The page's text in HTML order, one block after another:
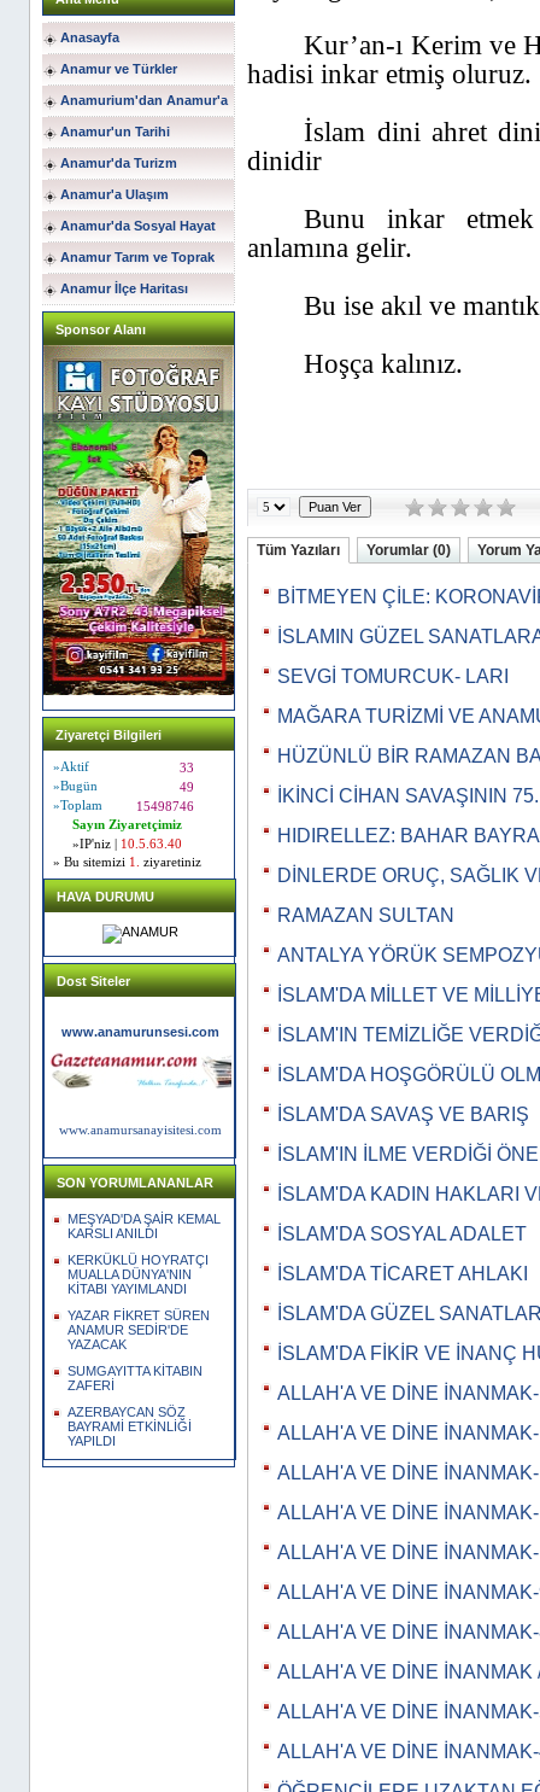
Anasayfa
Anamur ve Türkler
Anamurium'dan Anamur'a
Anamur'un Tarihi
Anamur'da Turizm
Anamur'a Ulaşım
Anamur'da Sosyal Hayat
Anamur Tarım ve Toprak
Anamur İlçe Haritası
Sponsor Alanı
Ziyaretçi Bilgileri
»Aktif
33
»Bugün
49
»Toplam
15498746
Sayın Ziyaretçimiz
»IP'niz |
10.5.63.40
» Bu sitemizi 1. ziyaretiniz
HAVA DURUMU
Dost Siteler
www.anamurunsesi.com
www.anamursanayisitesi.com
SON YORUMLANANLAR
MEŞYAD'DA ŞAİR KEMAL
KARSLI ANILDI
KERKÜKLÜ HOYRATÇI
MUALLA DÜNYA'NIN
KİTABI YAYIMLANDI
YAZAR FİKRET SÜREN
ANAMUR SEDİR'DE
YAZACAK
SUMGAYITTA KİTABIN
ZAFERİ
AZERBAYCAN SÖZ
BAYRAMİ ETKİNLİĞİ
YAPILDI
Kur’an-ı Kerim ve
hadisi inkar etmiş oluruz.
İslam dini ahret
dinidir
Bunu inkar
anlamına gelir.
Bu ise akıl ve
Hoşça kalınız.
Tüm Yazıları Yorumlar (0) Yorum
BİTMEYEN ÇİLE:
İSLAMIN GÜZEL
SEVGİ TOMURCUK- LARI
MAĞARA TURİZMİ VE
HÜZÜNLÜ BİR RAMAZAN
İKİNCİ CİHAN SAVAŞININ
HIDIRELLEZ: BAHAR
DİNLERDE ORUÇ, SAĞLIK
RAMAZAN SULTAN
ANTALYA YÖRÜK
İSLAM'DA MİLLET VE
İSLAM'IN TEMİZLİĞE
İSLAM'DA HOŞGÖRÜLÜ
İSLAM'DA SAVAŞ VE BARIŞ
İSLAM'IN İLME VERDİĞİ
İSLAM'DA KADIN HAKLARI
İSLAM'DA SOSYAL ADALET
İSLAM'DA TİCARET AHLAKI
İSLAM'DA GÜZEL
İSLAM'DA FİKİR VE İNANÇ
ALLAH'A VE DİNE
ALLAH'A VE DİNE
ALLAH'A VE DİNE
ALLAH'A VE DİNE
ALLAH'A VE DİNE
ALLAH'A VE DİNE
ALLAH'A VE DİNE
ALLAH'A VE DİNE İNANMAK
ALLAH'A VE DİNE
ALLAH'A VE DİNE